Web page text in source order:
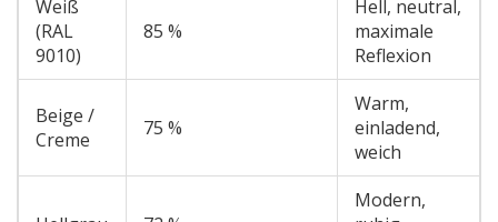
Weiß
(RAL
9010)
85 %
Hell, neutral,
maximale
Reflexion
Beige /
Creme
75 %
Warm,
einladend,
weich
Modern,